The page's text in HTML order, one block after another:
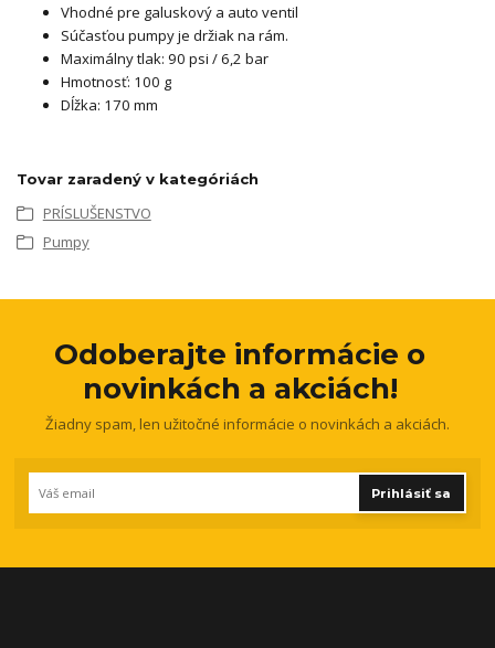
Vhodné pre galuskový a auto ventil
Súčasťou pumpy je držiak na rám.
Maximálny tlak: 90 psi / 6,2 bar
Hmotnosť: 100 g
Dĺžka: 170 mm
Tovar zaradený v kategóriách
PRÍSLUŠENSTVO
Pumpy
Odoberajte informácie o
novinkách a akciách!
Žiadny spam, len užitočné informácie o novinkách a akciách.
Prihlásiť sa